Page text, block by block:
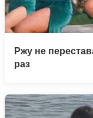
Ржу не
раз